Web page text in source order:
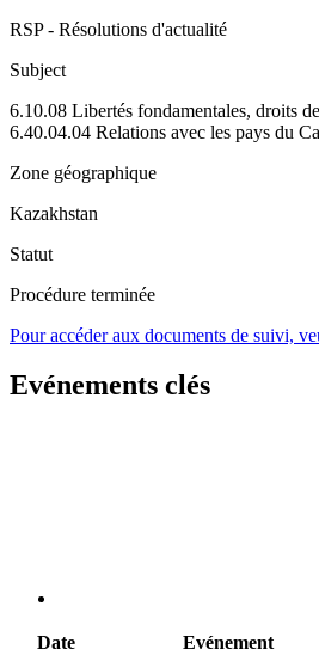
RSP - Résolutions d'actualité
Subject
6.10.08 Libertés fondamentales, droits
6.40.04.04 Relations avec les pays du
Zone géographique
Kazakhstan
Statut
Procédure terminée
Pour accéder aux documents de suivi,
Evénements clés
Date Evénement